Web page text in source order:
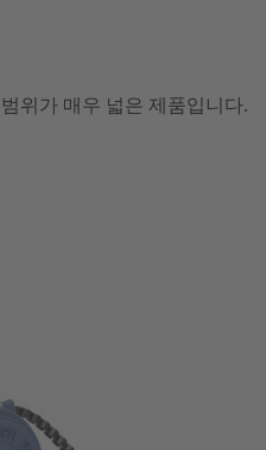
위가 매우 넓은 제품입니다.